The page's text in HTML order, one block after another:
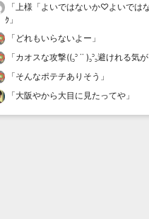
「 上様「よいではないか♡よいでは
ｸ 」
「 どれもいらないよー 」
「カオスな攻撃((꜆꜄ ˙˙ )꜆꜄꜆避けれる気
「そんなポテチありそう 」
「大阪やから大目に見たってや 」